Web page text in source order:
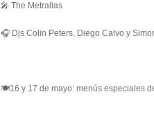
🎤 The Metrallas
🎧 Djs Colin Peters, Diego Calvo y
🍽️16 y 17 de mayo: menús especiales